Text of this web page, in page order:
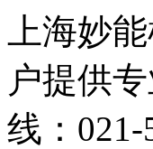
上海妙
户提供
线：021-